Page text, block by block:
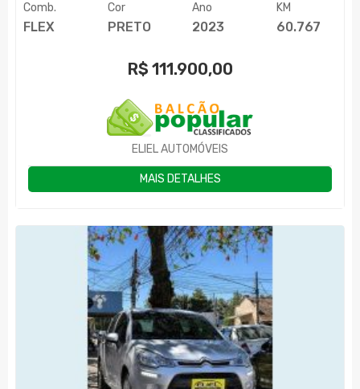
Comb.
FLEX
Cor
PRETO
Ano
2023
KM
60.767
R$ 111.900,00
ELIEL AUTOMÓVEIS
MAIS DETALHES